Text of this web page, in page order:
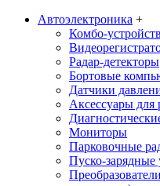
Автоэлектроника +
Комбо-
Радар-детекторы
Бортовые
Датчики
Аксессуары для
Мониторы
Парковочные
Пуско-зарядные